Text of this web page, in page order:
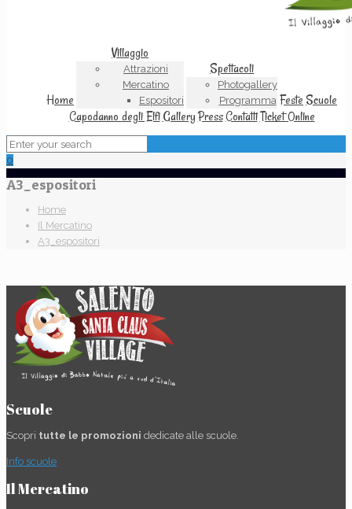
Home
Villaggio
Attrazioni
Mercatino
Espositori
Spettacoli
Photogallery
Programma FesteScuole
Capodanno degli Elfi GalleryPressContattiTicket Online
0
A3_espositori
Home
Il Mercatino
A3_espositori
Scuole
Scopri tutte le promozioni dedicate alle scuole.
Info scuole
Il Mercatino